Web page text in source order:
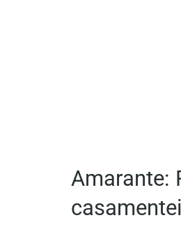
Amarante: